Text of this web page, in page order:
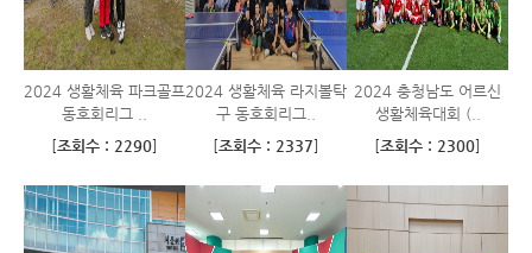
2024 생활체육 파크골프
동호회리그 ..
[조회수 : 2290]
2024 생활체육 라지볼탁
구 동호회리그..
[조회수 : 2337]
2024 충청남도 어르신
생활체육대회 (..
[조회수 : 2300]